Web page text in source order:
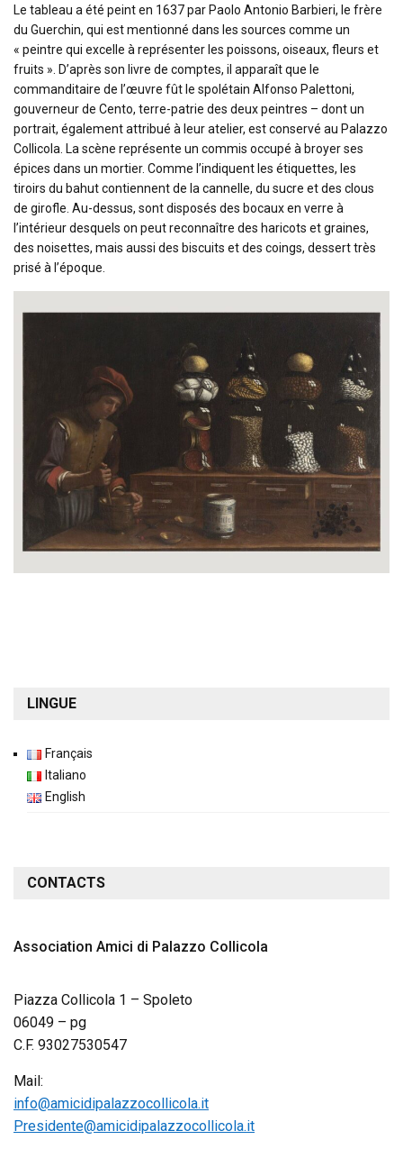
Le tableau a été peint en 1637 par Paolo Antonio Barbieri, le frère
du Guerchin, qui est mentionné dans les sources comme un
« peintre qui excelle à représenter les poissons, oiseaux, fleurs et
fruits ». D’après son livre de comptes, il apparaît que le
commanditaire de l’œuvre fût le spolétain Alfonso Palettoni,
gouverneur de Cento, terre-patrie des deux peintres – dont un
portrait, également attribué à leur atelier, est conservé au Palazzo
Collicola. La scène représente un commis occupé à broyer ses
épices dans un mortier. Comme l’indiquent les étiquettes, les
tiroirs du bahut contiennent de la cannelle, du sucre et des clous
de girofle. Au-dessus, sont disposés des bocaux en verre à
l’intérieur desquels on peut reconnaître des haricots et graines,
des noisettes, mais aussi des biscuits et des coings, dessert très
prisé à l’époque.
LINGUE
Français
Italiano
English
CONTACTS
Association Amici di Palazzo Collicola
Piazza Collicola 1 – Spoleto
06049 – pg
C.F. 93027530547
Mail:
info@amicidipalazzocollicola.it
Presidente@amicidipalazzocollicola.it